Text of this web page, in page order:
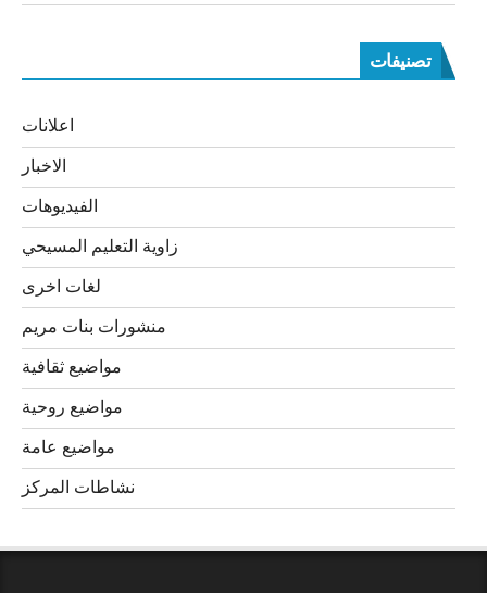
تصنيفات
اعلانات
الاخبار
الفيديوهات
زاوية التعليم المسيحي
لغات اخرى
منشورات بنات مريم
مواضيع ثقافية
مواضيع روحية
مواضيع عامة
نشاطات المركز